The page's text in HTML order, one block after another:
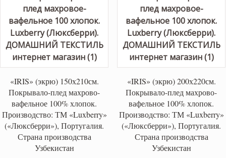
«IRIS» (экрю) 150х210см.
Покрывало-плед махрово-
вафельное 100% хлопок.
Производство: ТМ «Luxberry»
(«Люксберри»), Португалия.
Страна производства
Узбекистан
«IRIS» (экрю) 200х220см.
Покрывало-плед махрово-
вафельное 100% хлопок.
Производство: ТМ «Luxberry»
(«Люксберри»), Португалия.
Страна производства
Узбекистан